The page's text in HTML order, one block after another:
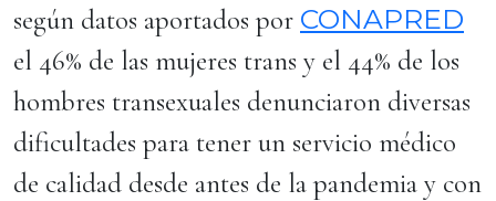
según datos aportados por CONAPRED
el 46% de las mujeres trans y el 44% de los
hombres transexuales denunciaron diversas
dificultades para tener un servicio médico
de calidad desde antes de la pandemia y con